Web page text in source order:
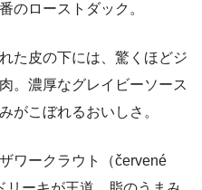
のローストダック。
た皮の下には、驚くほどジ
。濃厚なグレイビーソース
がこぼれるおいしさ。
ワークラウト（červené